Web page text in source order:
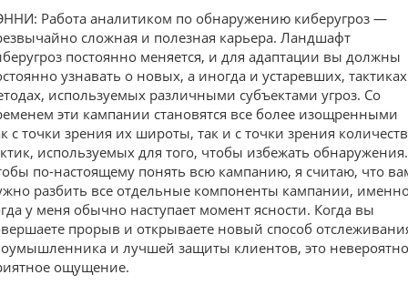
Работа аналитиком по обнаружению киберугроз —
сложная и полезная карьера. Ландшафт
постоянно меняется, и для адаптации вы должны
узнавать о новых, а иногда и устаревших,
используемых различными субъектами угроз. Со
эти кампании становятся все более изощренными
с точки зрения их широты, так и с точки зрения
используемых для того, чтобы избежать обнаружения.
по-настоящему понять всю кампанию, я считаю, что
разбить все отдельные компоненты кампании,
у меня обычно наступает момент ясности. Когда вы
прорыв и открываете новый способ
и лучшей защиты клиентов, это невероятно
ощущение.